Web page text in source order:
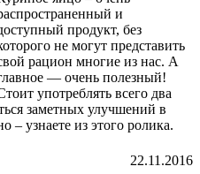
и
продукт, без
не могут представить
рацион многие из нас. А
— очень полезный!
употреблять всего два
заметных улучшений в
– узнаете из этого ролика.
22.11.2016